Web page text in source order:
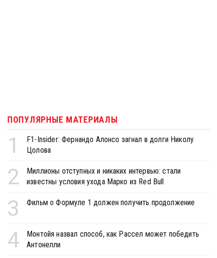
ПОПУЛЯРНЫЕ МАТЕРИАЛЫ
1
F1-Insider: Фернандо Алонсо загнал в долги Николу
Цолова
2
Миллионы отступных и никаких интервью: стали
известны условия ухода Марко из Red Bull
3 Фильм о Формуле 1 должен получить продолжение
4
Монтойя назвал способ, как Рассел может победить
Антонелли